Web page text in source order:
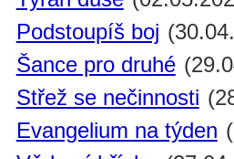
Podstoupíš boj
Šance pro druhé
Střež se nečinnosti
Evangelium na týden